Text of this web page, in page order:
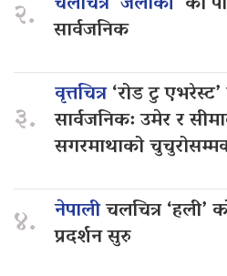
२. सार्वजनिक
३.
वृत्तचित्र‘रोड टु
सार्वजनिक: उमेर र
सगरमाथाको
४. नेपालीचलचित्र ‘हली’
प्रदर्शन सुरु